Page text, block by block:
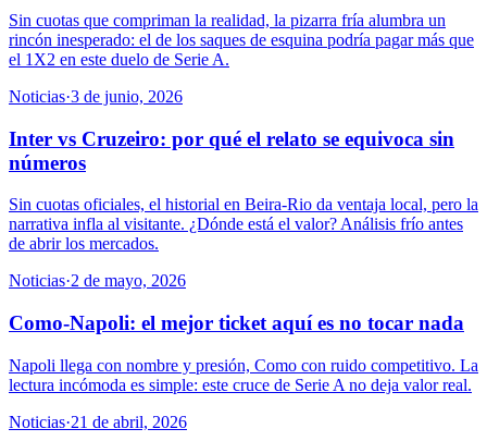
Sin cuotas que compriman la realidad, la pizarra fría alumbra un
rincón inesperado: el de los saques de esquina podría pagar más que
el 1X2 en este duelo de Serie A.
Noticias·3 de junio, 2026
Inter vs Cruzeiro: por qué el relato se equivoca sin
números
Sin cuotas oficiales, el historial en Beira-Rio da ventaja local, pero la
narrativa infla al visitante. ¿Dónde está el valor? Análisis frío antes
de abrir los mercados.
Noticias·2 de mayo, 2026
Como-Napoli: el mejor ticket aquí es no tocar nada
Napoli llega con nombre y presión, Como con ruido competitivo. La
lectura incómoda es simple: este cruce de Serie A no deja valor real.
Noticias·21 de abril, 2026